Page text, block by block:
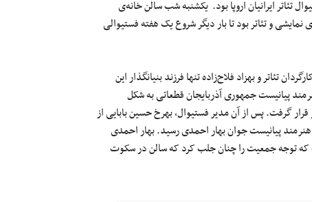
تئاتر ایرانیان اروپا بود. یکشنبه شب سالن خانه‌ی
و تئاتر بود تا بار دیگر شروع یک هفته فستیوالی
تئاتر و بهزاد فلاح‌زاده تنها فرزند بنیانگذار این
پیانیست جمهوری آذربایجان قطعاتی به شکل
گرفت. پس از آن مدیر فستیوال، بهرخ حسین بابایی از
پیانیست جوان بهار احمدی رسید. بهار احمدی
که توجه جمعیت را چنان جلب کرد که سالن در سکوت